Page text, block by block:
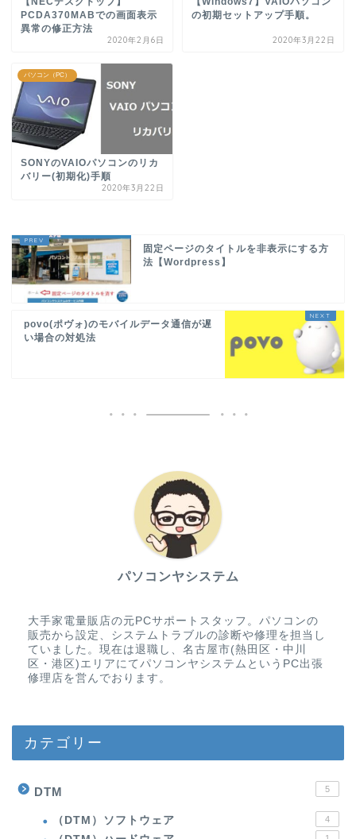
PCDA370MABでの画面表示
異常の修正方法
2020年2月6日
の初期セットアップ手順。
2020年3月22日
パソコン（PC）
SONYのVAIOパソコンのリカ
バリー(初期化)手順
2020年3月22日
固定ページのタイトルを非表示にする方
法【Wordpress】
povo(ポヴォ)のモバイルデータ通信が遅
い場合の対処法
パソコンヤシステム
大手家電量販店の元PCサポートスタッフ。パソコンの
販売から設定、システムトラブルの診断や修理を担当し
ていました。現在は退職し、名古屋市(熱田区・中川
区・港区)エリアにてパソコンヤシステムというPC出張
修理店を営んでおります。
カテゴリー
DTM 5
（DTM）ソフトウェア 4